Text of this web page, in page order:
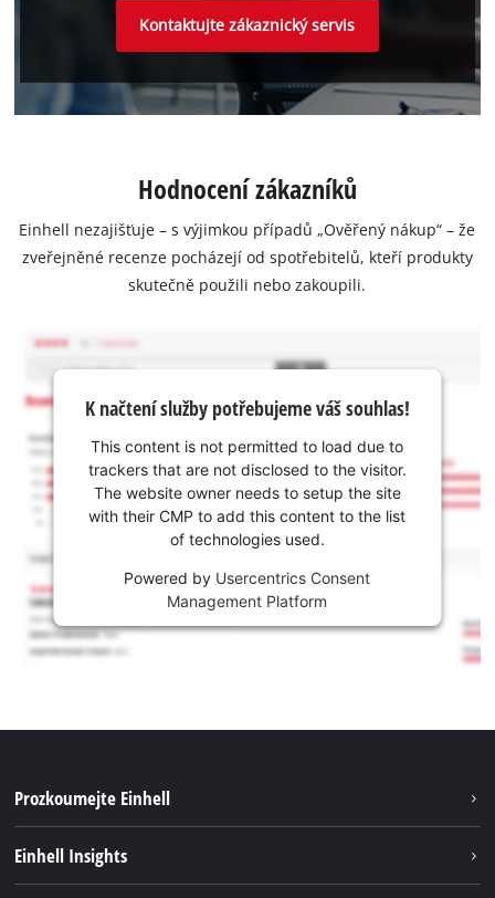
Kontaktujte zákaznický servis
Hodnocení zákazníků
Einhell nezajišťuje – s výjimkou případů „Ověřený nákup“ – že
zveřejněné recenze pocházejí od spotřebitelů, kteří produkty
skutečně použili nebo zakoupili.
K načtení služby potřebujeme váš souhlas!
This content is not permitted to load due to
trackers that are not disclosed to the visitor.
The website owner needs to setup the site
with their CMP to add this content to the list
of technologies used.
Powered by Usercentrics Consent
Management Platform
Prozkoumejte Einhell
Einhell Insights